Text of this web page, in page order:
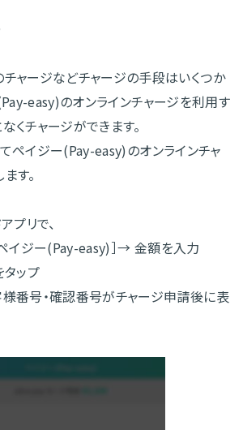
ャージなどチャージの手段はいくつか
easy)のオンラインチャージを利用す
くチャージができます。
ペイジー(Pay-easy)のオンラインチャ
す。
プリで、
ペイジー(Pay-easy)］→ 金額を入力
タップ
番号・確認番号がチャージ申請後に表